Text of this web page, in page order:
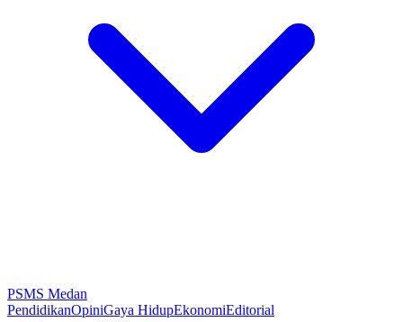
PSMS Medan
PendidikanOpiniGaya HidupEkonomiEditorial